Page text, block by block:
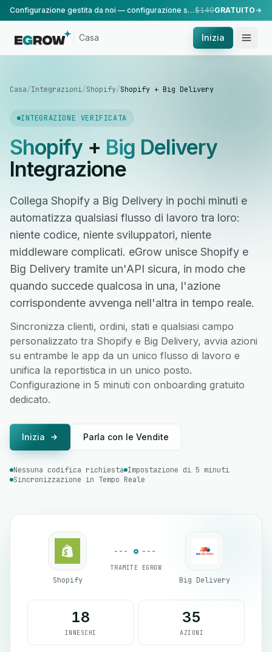
Configurazione gestita da noi — configurazione standard, eseguita dal nostro team.$149GRATUITO
Casa Inizia
Casa/Integrazioni/Shopify/Shopify + Big Delivery
INTEGRAZIONE VERIFICATA
Shopify+ Big Delivery
Integrazione
Collega Shopify a Big Delivery in pochi minuti e
automatizza qualsiasi flusso di lavoro tra loro:
niente codice, niente sviluppatori, niente
middleware complicati. eGrow unisce Shopify e
Big Delivery tramite un'API sicura, in modo che
quando succede qualcosa in una, l'azione
corrispondente avvenga nell'altra in tempo reale.
Sincronizza clienti, ordini, stati e qualsiasi campo
personalizzato tra Shopify e Big Delivery, avvia azioni
su entrambe le app da un unico flusso di lavoro e
unifica la reportistica in un unico posto.
Configurazione in 5 minuti con onboarding gratuito
dedicato.
Inizia Parla con le Vendite
Nessuna codifica richiesta Impostazione di 5 minuti
Sincronizzazione in Tempo Reale
Shopify
TRAMITE EGROW
Big Delivery
18
INNESCHI
35
AZIONI